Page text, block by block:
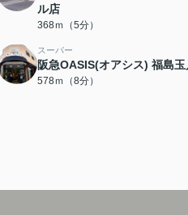
ル店
368ｍ（5分）
スーパー
阪急OASIS(オアシス) 福島
578ｍ（8分）